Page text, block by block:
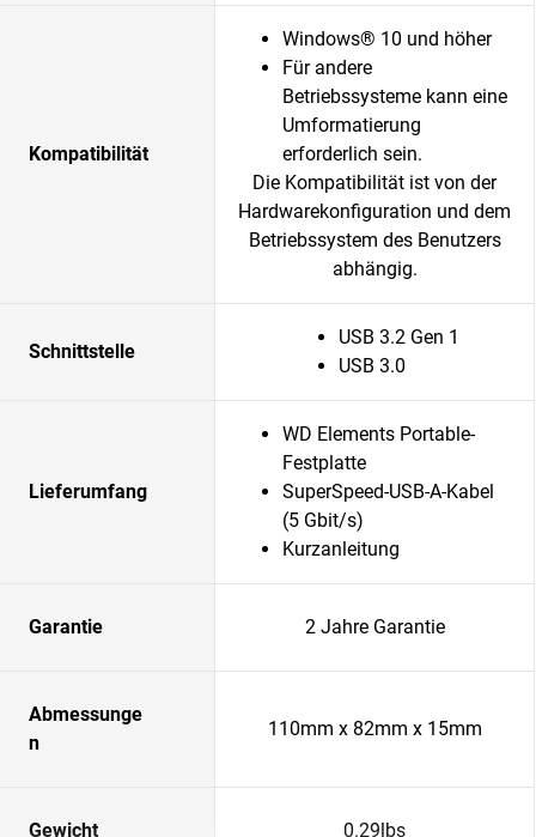
Kompatibilität
Windows® 10 und höher
Für andere
Betriebssysteme kann eine
Umformatierung
erforderlich sein.
Die Kompatibilität ist von der
Hardwarekonfiguration und dem
Betriebssystem des Benutzers
abhängig.
Schnittstelle
USB 3.2 Gen 1
USB 3.0
Lieferumfang
WD Elements Portable-
Festplatte
SuperSpeed-USB-A-Kabel
(5 Gbit/s)
Kurzanleitung
Garantie 2 Jahre Garantie
Abmessunge
n
110mm x 82mm x 15mm
Gewicht 0.29lbs